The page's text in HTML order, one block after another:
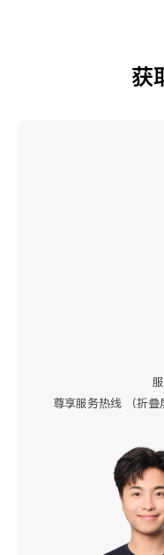
获
尊享服务热线 （折叠